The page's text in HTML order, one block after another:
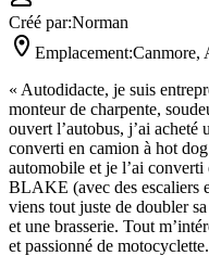
Créé par:Norman
Emplacement:Canmore,
« Autodidacte, je suis
monteur de charpente,
ouvert l’autobus, j’ai acheté
converti en camion à hot
automobile et je l’ai converti
BLAKE (avec des escaliers
viens tout juste de doubler
et une brasserie. Tout
et passionné de